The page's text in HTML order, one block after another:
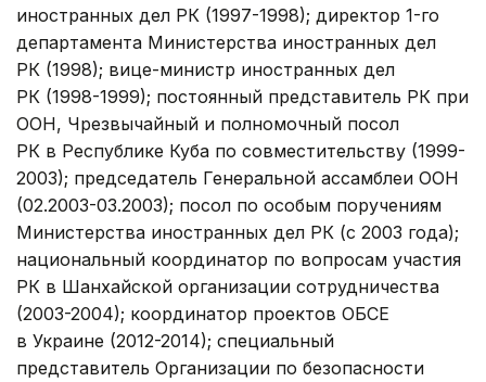
иностранных дел РК (1997-1998); директор 1-го
департамента Министерства иностранных дел
РК (1998); вице-министр иностранных дел
РК (1998-1999); постоянный представитель РК при
ООН, Чрезвычайный и полномочный посол
РК в Республике Куба по совместительству (1999-
2003); председатель Генеральной ассамблеи ООН
(02.2003-03.2003); посол по особым поручениям
Министерства иностранных дел РК (с 2003 года);
национальный координатор по вопросам участия
РК в Шанхайской организации сотрудничества
(2003-2004); координатор проектов ОБСЕ
в Украине (2012-2014); специальный
представитель Организации по безопасности